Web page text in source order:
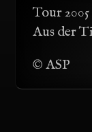
Tour 2005
Aus der
© ASP